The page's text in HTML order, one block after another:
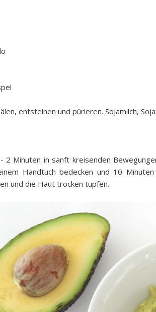
entsteinen und pürieren. Sojamilch,
2 Minuten in sanft kreisenden
Handtuch bedecken und 10
und die Haut trocken tupfen.